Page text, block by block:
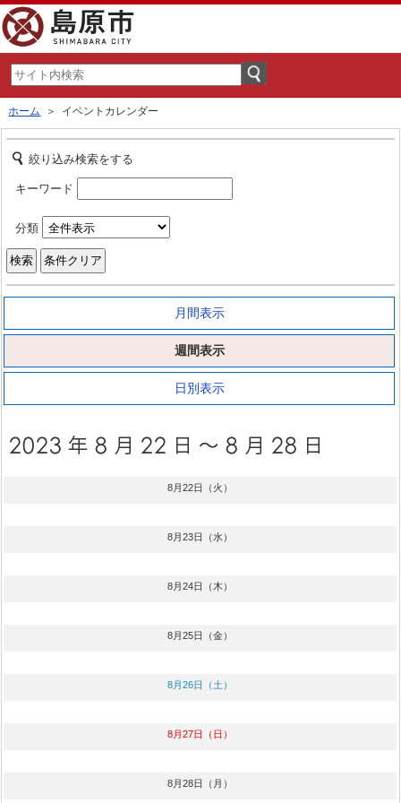
ホーム ＞ イベントカレンダー
絞り込み検索をする
キーワード
分類
月間表示
週間表示
日別表示
8月22日（火）
8月23日（水）
8月24日（木）
8月25日（金）
8月26日（土）
8月27日（日）
8月28日（月）